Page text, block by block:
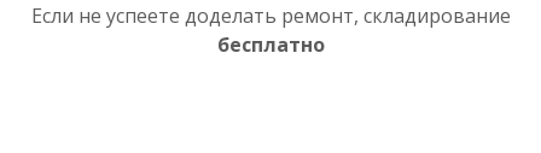
Если не успеете доделать ремонт, складирование
бесплатно